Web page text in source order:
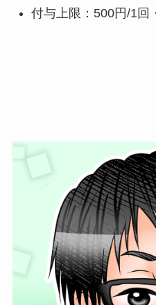
付与上限：500円/1回